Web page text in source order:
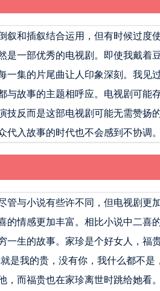
叙和插叙结合运用，但有时候过度
是一部优秀的电视剧。即使我戴着
一集的片尾曲让人印象深刻。我见
与故事的主题相呼应。电视剧可能
技反而是这部电视剧可能无需赞扬
入故事的时代也不会感到不协调。
管与小说有些许不同，但电视剧更
的情感更加丰富。相比小说中二喜
一生的故事。家珍是个好女人，福
是我的贵，没有你，我什么都不是
，而福贵也在家珍离世时跳给她看